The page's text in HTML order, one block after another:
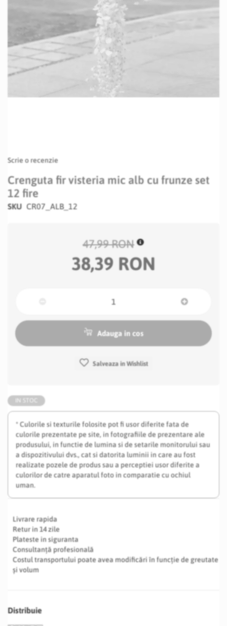
to
beginning
of
the
Scrie o recenzie
Crenguta fir visteria mic alb cu frunze set
12 fire
SKU CR07_ALB_12
* Culorile si texturile folosite pot fi usor diferite fata de
culorile prezentate pe site, in fotografiile de prezentare ale
produsului, in functie de lumina si de setarile monitorului sau
a dispozitivului dvs., cat si datorita luminii in care au fost
realizate pozele de produs sau a perceptiei usor diferite a
culorilor de catre aparatul foto in comparatie cu ochiul
uman.
Livrare rapida
Retur in 14 zile
Plateste in siguranta
Consultanță profesională
Costul transportului poate avea modificări în funcție de greutate
și volum
Distribuie
47,99 RON
38,39 RON
Adauga in cos
Salveaza in Wishlist